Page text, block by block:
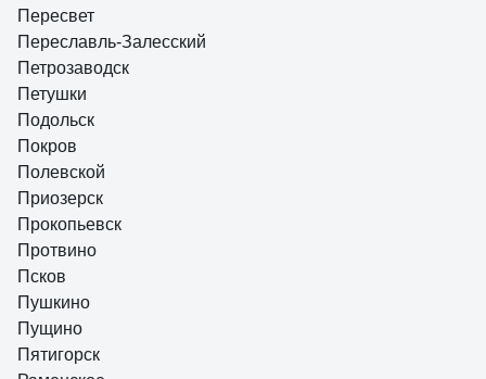
Пересвет
Переславль-Залесский
Петрозаводск
Петушки
Подольск
Покров
Полевской
Приозерск
Прокопьевск
Протвино
Псков
Пушкино
Пущино
Пятигорск